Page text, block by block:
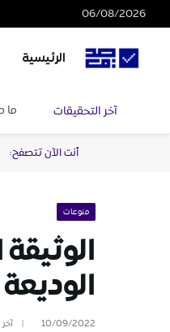
06/08/2026
الرئيسية
آخر التحقيقات ما
أنت الآن تتصفح:
منوعات
10/09/2022